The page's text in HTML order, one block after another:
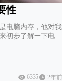
性
电脑内存，他对我
初步了解一下电脑
6335 2年前